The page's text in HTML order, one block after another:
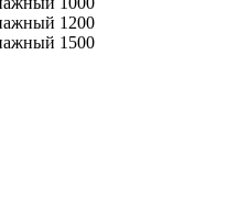
1200
1500